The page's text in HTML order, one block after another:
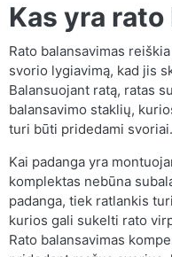
Kas yra
Rato balansavimas
svorio lygiavimą, kad jis
Balansuojant ratą, ratas
balansavimo staklių,
turi būti pridedami svoriai.
Kai padanga yra
komplektas nebūna
padanga, tiek ratlankis
kurios gali sukelti rato
Rato balansavimas